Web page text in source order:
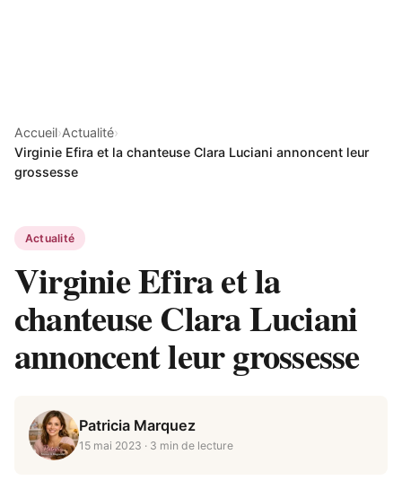
Accueil›Actualité›
Virginie Efira et la chanteuse Clara Luciani annoncent leur
grossesse
Actualité
Virginie Efira et la
chanteuse Clara Luciani
annoncent leur grossesse
Patricia Marquez
15 mai 2023 · 3 min de lecture